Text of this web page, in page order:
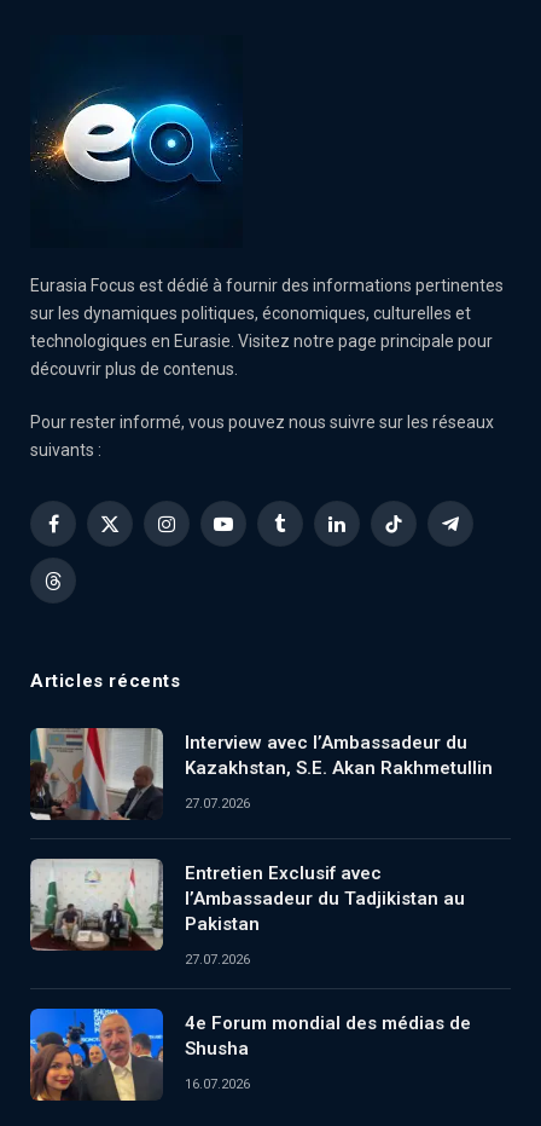
Eurasia Focus est dédié à fournir des informations pertinentes
sur les dynamiques politiques, économiques, culturelles et
technologiques en Eurasie. Visitez notre page principale pour
découvrir plus de contenus.
Pour rester informé, vous pouvez nous suivre sur les réseaux
suivants :
Facebook
X
InstagramYouTubeTumblrLinkedInTikTok Telegram
Threads
Articles récents
Interview avec l’Ambassadeur du
Kazakhstan, S.E. Akan Rakhmetullin
27.07.2026
Entretien Exclusif avec
l’Ambassadeur du Tadjikistan au
Pakistan
27.07.2026
4e Forum mondial des médias de
Shusha
16.07.2026